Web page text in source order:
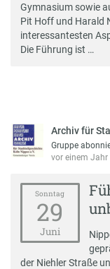
Gymnasium sowie
Pit Hoff und Harald
interessantesten
Die Führung ist …
Archiv für
Gruppe
vor einem Jahr
Sonntag
29
Juni
der Niehler Straße